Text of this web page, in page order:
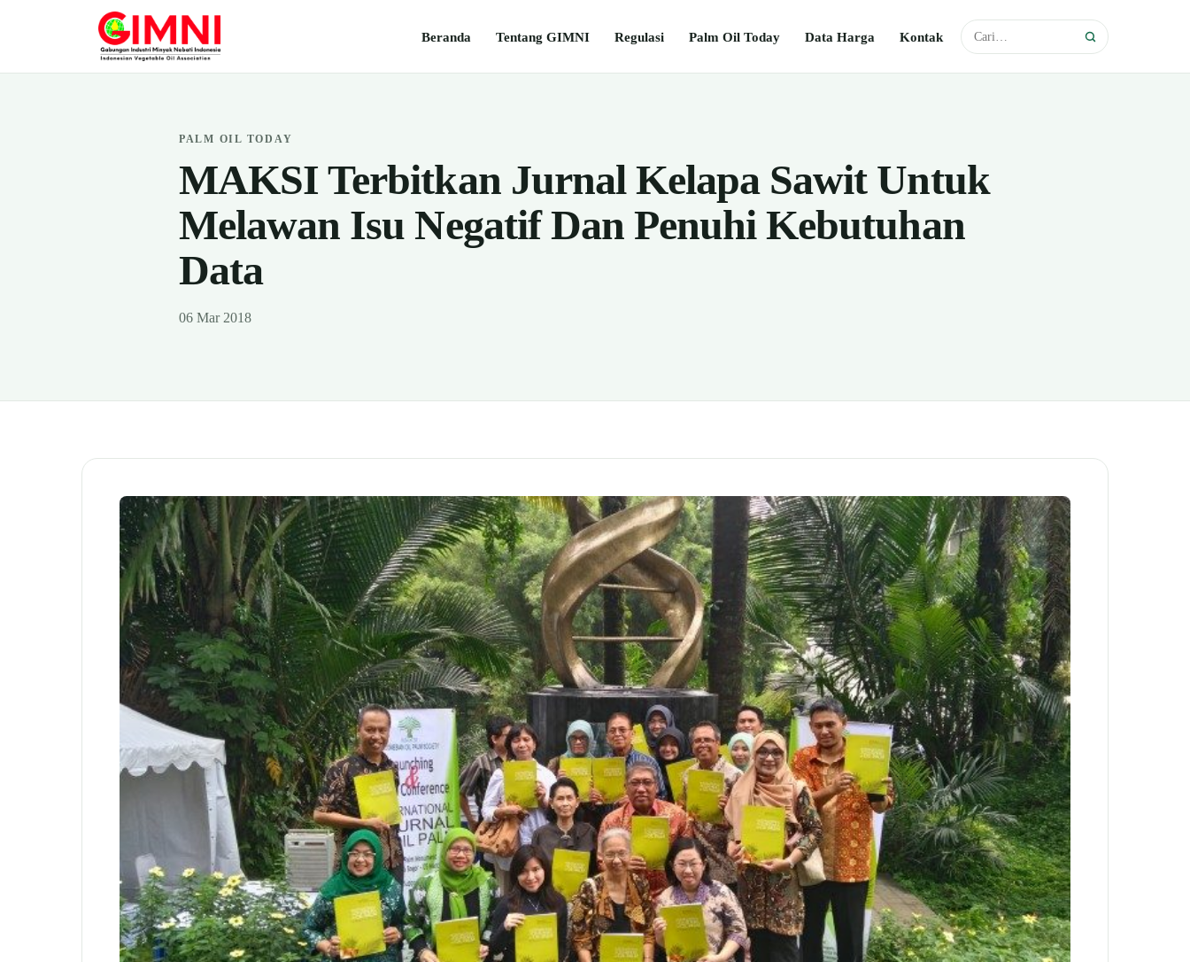
Beranda Tentang GIMNI Regulasi Palm Oil Today Data Harga Kontak
PALM OIL TODAY
MAKSI Terbitkan Jurnal Kelapa Sawit Untuk
Melawan Isu Negatif Dan Penuhi Kebutuhan
Data
06 Mar 2018